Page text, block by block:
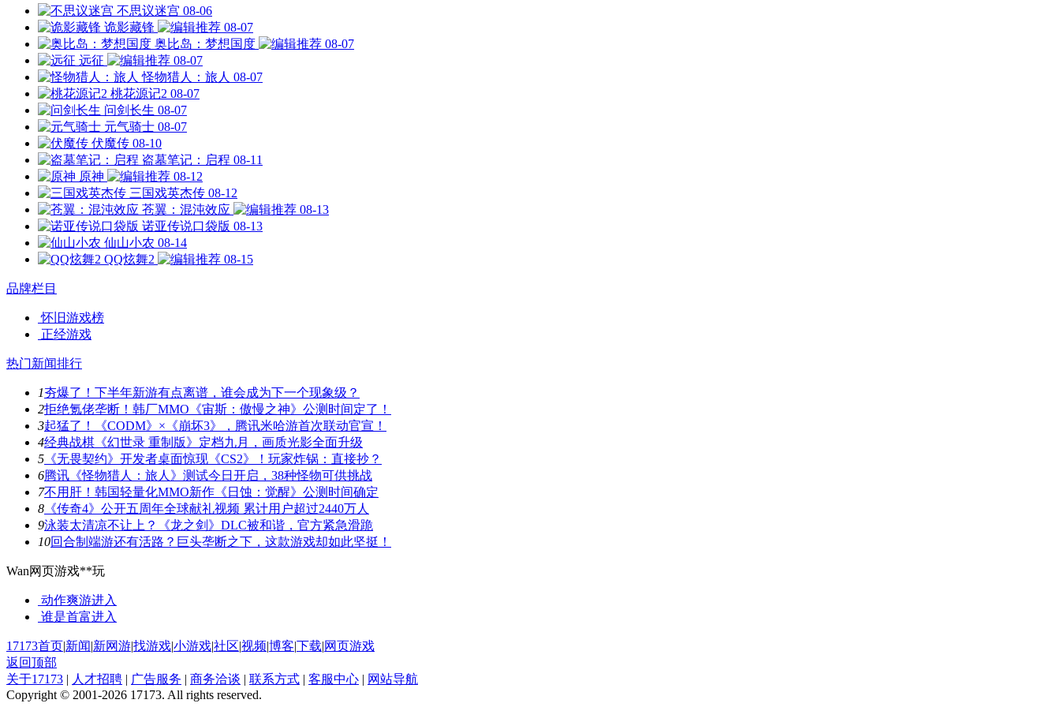
不思议迷宫 08-06
诡影藏锋
08-07
奥比岛：梦想国度
08-07
远征
08-07
怪物猎人：旅人 08-07
桃花源记2 08-07
问剑长生 08-07
元气骑士 08-07
伏魔传 08-10
盗墓笔记：启程 08-11
原神
08-12
三国戏英杰传 08-12
苍翼：混沌效应
08-13
诺亚传说口袋版 08-13
仙山小农 08-14
QQ炫舞2
08-15
品牌栏目
怀旧游戏榜
正经游戏
热门新闻排行
1夯爆了！下半年新游有点离谱，谁会成为下一个现象级？
2拒绝氪佬垄断！韩厂MMO《宙斯：傲慢之神》公测时间定了！
3起猛了！《CODM》×《崩坏3》，腾讯米哈游首次联动官宣！
4经典战棋《幻世录 重制版》定档九月，画质光影全面升级
5 《无畏契约》开发者桌面惊现《CS2》！玩家炸锅：直接抄？
6腾讯《怪物猎人：旅人》测试今日开启，38种怪物可供挑战
7不用肝！韩国轻量化MMO新作《日蚀：觉醒》公测时间确定
8 《传奇4》公开五周年全球献礼视频 累计用户超过2440万人
9泳装太清凉不让上？《龙之剑》DLC被和谐，官方紧急滑跪
10回合制端游还有活路？巨头垄断之下，这款游戏却如此坚挺！
Wan网页游戏**玩
动作爽游进入
谁是首富进入
17173首页|新闻|新网游|找游戏|小游戏|社区|视频|博客|下载|网页游戏
返回顶部
关于17173 | 人才招聘 | 广告服务 | 商务洽谈 | 联系方式 | 客服中心 | 网站导航
Copyright © 2001-2026 17173. All rights reserved.